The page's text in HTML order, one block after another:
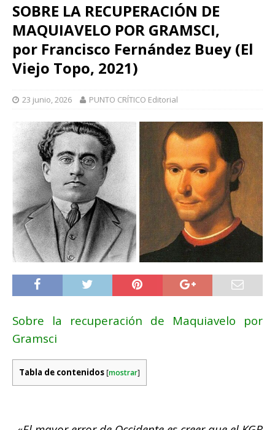
SOBRE LA RECUPERACIÓN DE
MAQUIAVELO POR GRAMSCI,
por Francisco Fernández Buey (El
Viejo Topo, 2021)
23 junio, 2026 PUNTO CRÍTICO Editorial
Sobre la recuperación de Maquiavelo por
Gramsci
Tabla de contenidos [mostrar]